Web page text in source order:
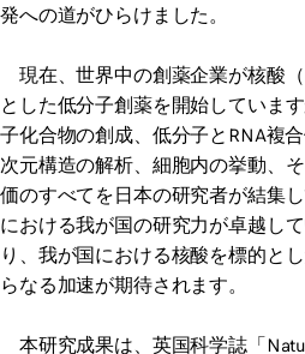
発への道がひらけました。
現在、世界中の創薬企業が核酸
とした低分子創薬を開始していま
子化合物の創成、低分子とRNA複
次元構造の解析、細胞内の挙動、
価のすべてを日本の研究者が結集
における我が国の研究力が卓越し
り、我が国における核酸を標的と
らなる加速が期待されます。
本研究成果は、英国科学誌「